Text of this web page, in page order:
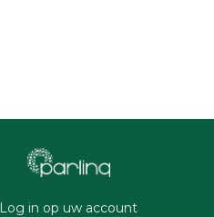
Log in op uw account